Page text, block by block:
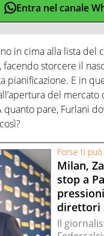
Entra nel canale
in cima alla lista del
storcere il
pianificazione. E in
del
quanto pare, Furlani
Forse ti
Milan,
stop a
direttori
Il